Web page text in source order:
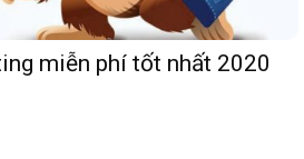
miễn phí tốt nhất 2020